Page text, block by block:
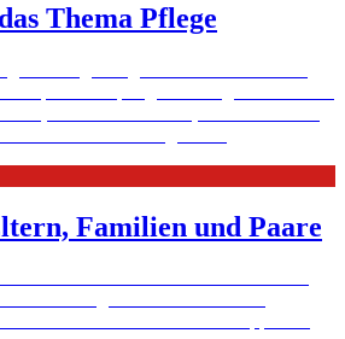
Thema Pflege
Familien und Paare